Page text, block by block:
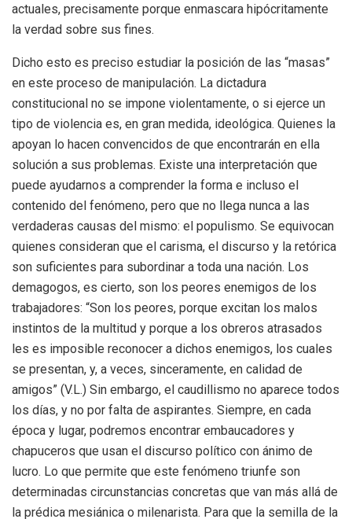
actuales, precisamente porque enmascara hipócritamente
la verdad sobre sus fines.
Dicho esto es preciso estudiar la posición de las “masas”
en este proceso de manipulación. La dictadura
constitucional no se impone violentamente, o si ejerce un
tipo de violencia es, en gran medida, ideológica. Quienes la
apoyan lo hacen convencidos de que encontrarán en ella
solución a sus problemas. Existe una interpretación que
puede ayudarnos a comprender la forma e incluso el
contenido del fenómeno, pero que no llega nunca a las
verdaderas causas del mismo: el populismo. Se equivocan
quienes consideran que el carisma, el discurso y la retórica
son suficientes para subordinar a toda una nación. Los
demagogos, es cierto, son los peores enemigos de los
trabajadores: “Son los peores, porque excitan los malos
instintos de la multitud y porque a los obreros atrasados
les es imposible reconocer a dichos enemigos, los cuales
se presentan, y, a veces, sinceramente, en calidad de
amigos” (V.L.) Sin embargo, el caudillismo no aparece todos
los días, y no por falta de aspirantes. Siempre, en cada
época y lugar, podremos encontrar embaucadores y
chapuceros que usan el discurso político con ánimo de
lucro. Lo que permite que este fenómeno triunfe son
determinadas circunstancias concretas que van más allá de
la prédica mesiánica o milenarista. Para que la semilla de la